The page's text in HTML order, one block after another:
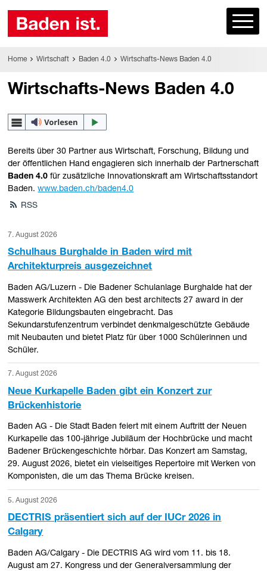
Home Wirtschaft Baden 4.0 Wirtschafts-News Baden 4.0
Wirtschafts-News Baden 4.0
Bereits über 30 Partner aus Wirtschaft, Forschung, Bildung und
der öffentlichen Handengagieren sich innerhalb der Partnerschaft
Baden 4.0 für zusätzliche Innovationskraft am Wirtschaftsstandort
Baden.www.baden.ch/baden4.0
RSS
Schulhaus Burghalde in Baden wird mit
Architekturpreis ausgezeichnet
7. August 2026
Baden AG/Luzern - Die Badener Schulanlage Burghalde hat der
Masswerk Architekten AG den best architects 27 award in der
Kategorie Bildungsbauten eingebracht. Das
Sekundarstufenzentrum verbindet denkmalgeschützte Gebäude
mit Neubauten und bietet Platz für über 1000 Schülerinnen und
Schüler.
Neue Kurkapelle Baden gibt ein Konzert zur
Brückenhistorie
7. August 2026
Baden AG - Die Stadt Baden feiert mit einem Auftritt der Neuen
Kurkapelle das 100-jährige Jubiläum der Hochbrücke und macht
Badener Brückengeschichte hörbar. Das Konzert am Samstag,
29. August 2026, bietet ein vielseitiges Repertoire mit Werken von
Komponisten, die um das Thema Brücke kreisen.
DECTRIS präsentiert sich auf der IUCr 2026 in
Calgary
5. August 2026
Baden AG/Calgary - Die DECTRIS AG wird vom 11. bis 18.
August am 27. Kongress und der Generalversammlung der